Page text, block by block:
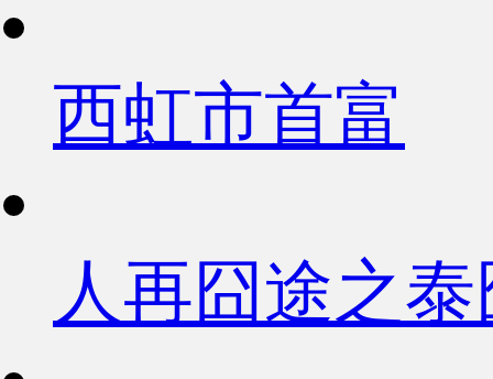
西虹市首富
人再囧途之